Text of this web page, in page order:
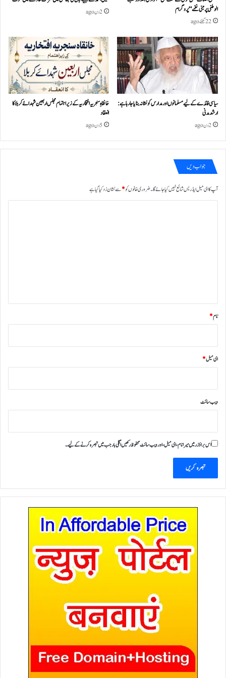
الوطنی پر مبنی نغمے“پروگرام
22 گھنٹے ago
2 دن ago
سیاسی فائدے کے لیے مسلمانوں اور مدارس کو نشانہ بنایا جا رہا ہے:
ارشد مدنی
2 دن ago
خانقاہِ سنجریہ افتخاریہ کے زیراہتمام مجلس اربعین شہدائے کربلا کا
انعقاد
5 دن ago
جواب دیں
آپ کا ای میل ایڈریس شائع نہیں کیا جائے گا۔ضروری خانوں کو*سے نشان زد کیا گیا ہے
نام*
ای میل*
ویب‌ سائٹ
اس براؤزر میں میرا نام، ای میل، اور ویب سائٹ محفوظ رکھیں اگلی بار جب میں تبصرہ کرنے کےلیے۔